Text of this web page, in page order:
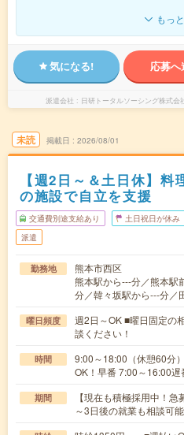
もっ
気になる! 応募へ
派遣会社 日研トータルソーシング株式
未読 掲載日 2026/08/01
【週2日～＆土日休】
の施設で自立を支援
交通費別途支給あり 土日祝日が休み
派遣
勤務地
熊本市西区
熊本駅から---分／熊本駅
分／韓々坂駅から---分／
曜日頻度
週2日～OK ■曜日固定の
談ください！
時間
9:00～18:00（休憩60分
OK！早番 7:00～16:00
期間
【現在も積極採用中！
～3日後の就業も相談可能